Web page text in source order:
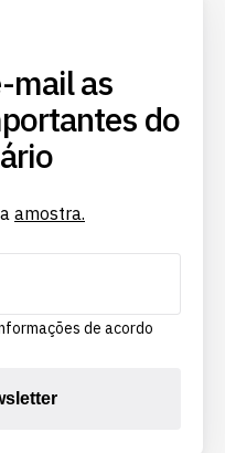
mail as
do
amostra.
de acordo